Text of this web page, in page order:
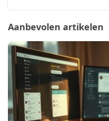
Aanbevolen artikelen